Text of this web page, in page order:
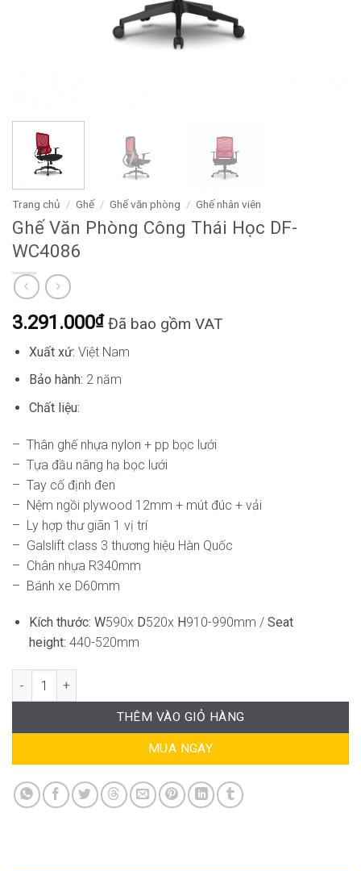
Trang chủ / Ghế / Ghế văn phòng / Ghế nhân viên
Ghế Văn Phòng Công Thái Học DF-
WC4086
3.291.000₫ Đã bao gồm VAT
Xuất xứ: Việt Nam
Bảo hành: 2 năm
Chất liệu:
– Thân ghế nhựa nylon + pp bọc lưới
– Tựa đầu nâng hạ bọc lưới
– Tay cố định đen
– Nệm ngồi plywood 12mm + mút đúc + vải
– Ly hợp thư giãn 1 vị trí
– Galslift class 3 thương hiệu Hàn Quốc
– Chân nhựa R340mm
– Bánh xe D60mm
Kích thước: W590x D520x H910-990mm / Seat
height: 440-520mm
Ghế Văn Phòng Công Thái Học DF-WC4086 số lượng
THÊM VÀO GIỎ HÀNG
MUA NGAY